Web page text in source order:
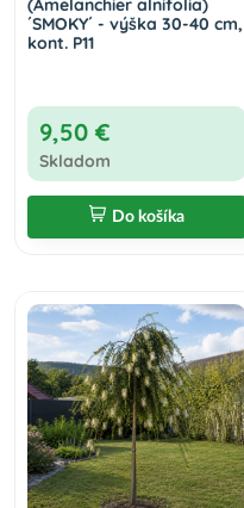
(Amelanchier alnifolia)
´SMOKY´ - výška 30-40 cm,
kont. P11
9,50 €
Skladom
Do košíka